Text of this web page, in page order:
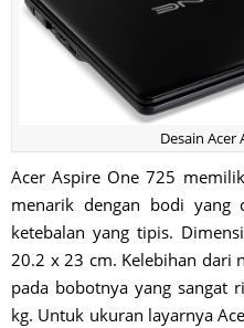
Desain Acer
Acer Aspire One 725
menarik dengan bodi yang
ketebalan yang tipis.
20.2 x 23 cm. Kelebihan dari
pada bobotnya yang sangat
kg. Untuk ukuran layarnya